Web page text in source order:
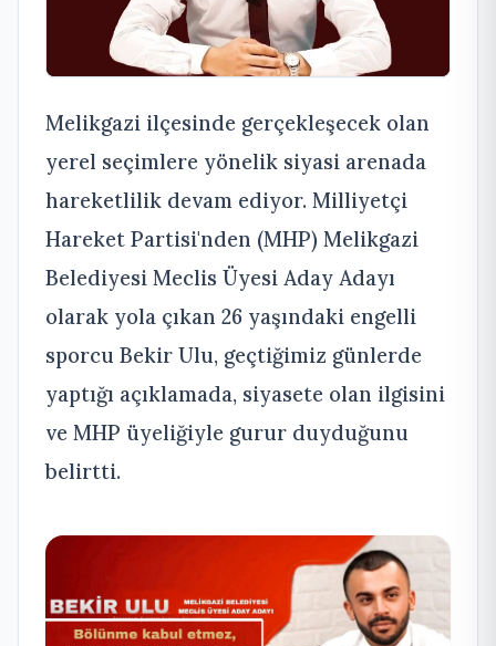
Melikgazi ilçesinde gerçekleşecek olan
yerel seçimlere yönelik siyasi arenada
hareketlilik devam ediyor. Milliyetçi
Hareket Partisi'nden (MHP) Melikgazi
Belediyesi Meclis Üyesi Aday Adayı
olarak yola çıkan 26 yaşındaki engelli
sporcu Bekir Ulu, geçtiğimiz günlerde
yaptığı açıklamada, siyasete olan ilgisini
ve MHP üyeliğiyle gurur duyduğunu
belirtti.